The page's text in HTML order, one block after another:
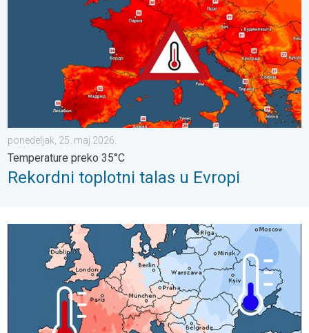
ponedeljak, 25. maj 2026.
Temperature preko 35°C
Rekordni toplotni talas u Evropi
Treći najtopliji april u svetu. Rekordno toplo u Španiji. . .